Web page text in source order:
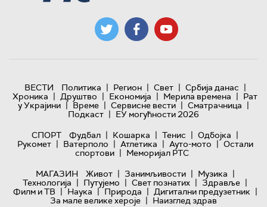
ВЕСТИ Политика | Регион | Свет | Србија данас |
Хроника | Друштво | Економија | Мерила времена | Рат
у Украјини | Време | Сервисне вести | Сматрачница |
Подкаст | ЕУ могућности 2026
СПОРТ
Фудбал | Кошарка | Тенис | Одбојка |
Рукомет | Ватерполо | Атлетика | Ауто-мото | Остали
спортови | Меморијал РТС
МАГАЗИН
Живот | Занимљивости | Музика |
Технологијa | Путујемо | Свет познатих | Здравље |
Филм и ТВ | Наука | Природа | Дигитални предузетник |
За мале велике хероје | Наизглед здрав